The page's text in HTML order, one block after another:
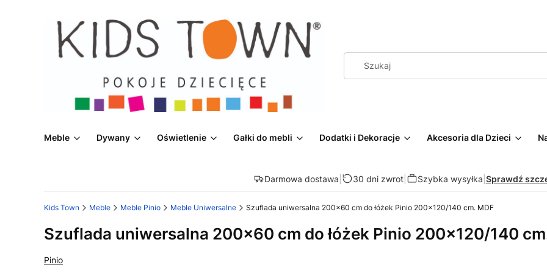
Meble Dywany Oświetlenie Gałki do mebli Dodatki i Dekoracje Akcesoria dla Dzieci
Darmowa dostawa 30 dni zwrot| Szybka wysyłka Sprawdź
Kids Town Meble Meble Pinio Meble Uniwersalne Szuflada uniwersalna 200x60 cm do łóżek Pinio 200x120/140 cm. MDF
Szuflada uniwersalna 200x60 cm do łóżek Pinio 200x120/140
Pinio